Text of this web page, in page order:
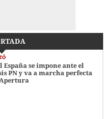
España se impone ante el
PN y va a marcha perfecta